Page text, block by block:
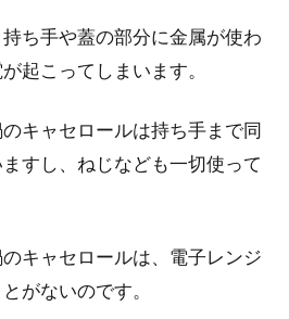
言葉がよく出てきます。お菓子作りの最初
関は...
芋を電子レンジで作りたい！ど
いう声がしてきますよね。老若男女問わ
き芋は...
ち手や蓋の部分に金属が使わ
起こってしまいます。
キャセロールは持ち手まで同
すし、ねじなども一切使って
キャセロールは、電子レンジ
がないのです。